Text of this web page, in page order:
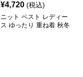
¥4,720 (税込)
ニット ベスト レディー
ス ゆったり 重ね着 秋冬